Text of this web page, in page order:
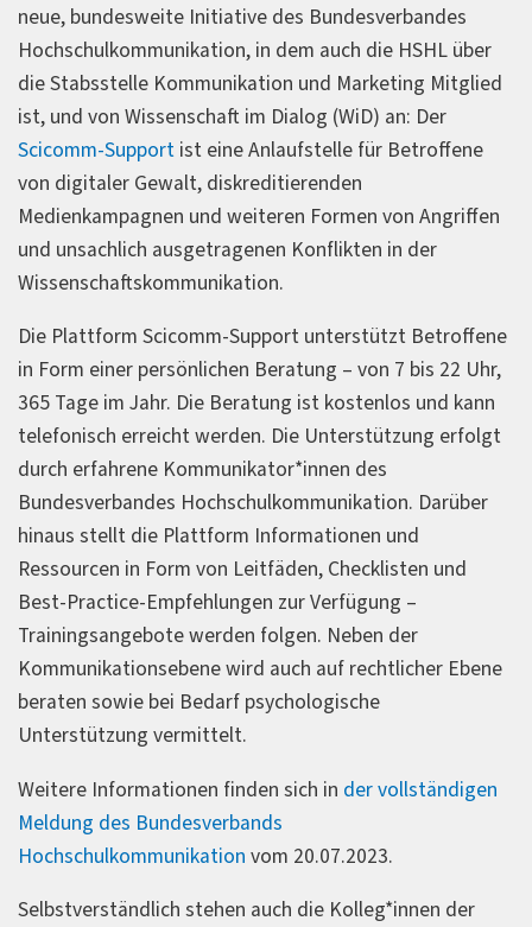
neue, bundesweite Initiative des Bundesverbandes
Hochschulkommunikation, in dem auch die HSHL über
die Stabsstelle Kommunikation und Marketing Mitglied
ist, und von Wissenschaft im Dialog (WiD) an: Der
Scicomm-Support ist eine Anlaufstelle für Betroffene
von digitaler Gewalt, diskreditierenden
Medienkampagnen und weiteren Formen von Angriffen
und unsachlich ausgetragenen Konflikten in der
Wissenschaftskommunikation.
Die Plattform Scicomm-Support unterstützt Betroffene
in Form einer persönlichen Beratung – von 7 bis 22 Uhr,
365 Tage im Jahr. Die Beratung ist kostenlos und kann
telefonisch erreicht werden. Die Unterstützung erfolgt
durch erfahrene Kommunikator*innen des
Bundesverbandes Hochschulkommunikation. Darüber
hinaus stellt die Plattform Informationen und
Ressourcen in Form von Leitfäden, Checklisten und
Best-Practice-Empfehlungen zur Verfügung –
Trainingsangebote werden folgen. Neben der
Kommunikationsebene wird auch auf rechtlicher Ebene
beraten sowie bei Bedarf psychologische
Unterstützung vermittelt.
Weitere Informationen finden sich in der vollständigen
Meldung des Bundesverbands
Hochschulkommunikation vom 20.07.2023.
Selbstverständlich stehen auch die Kolleg*innen der